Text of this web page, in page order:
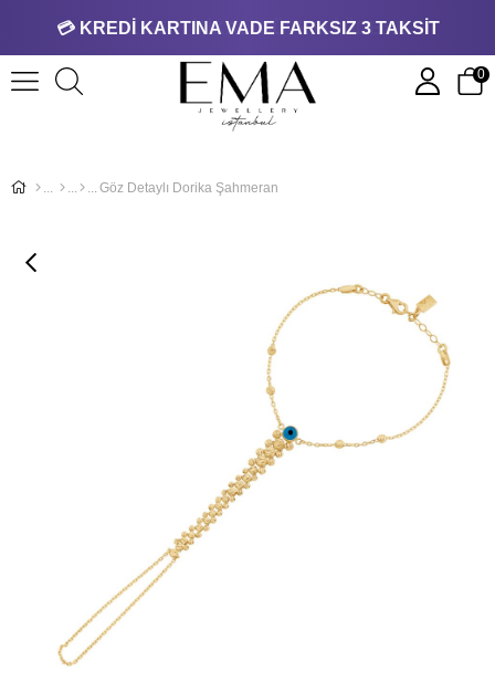
💳 KREDİ KARTINA VADE FARKSIZ 3 TAKSİT
0
Göz Detaylı Dorika Şahmeran